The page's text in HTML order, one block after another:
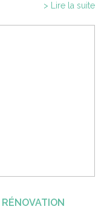
> Lire la suite